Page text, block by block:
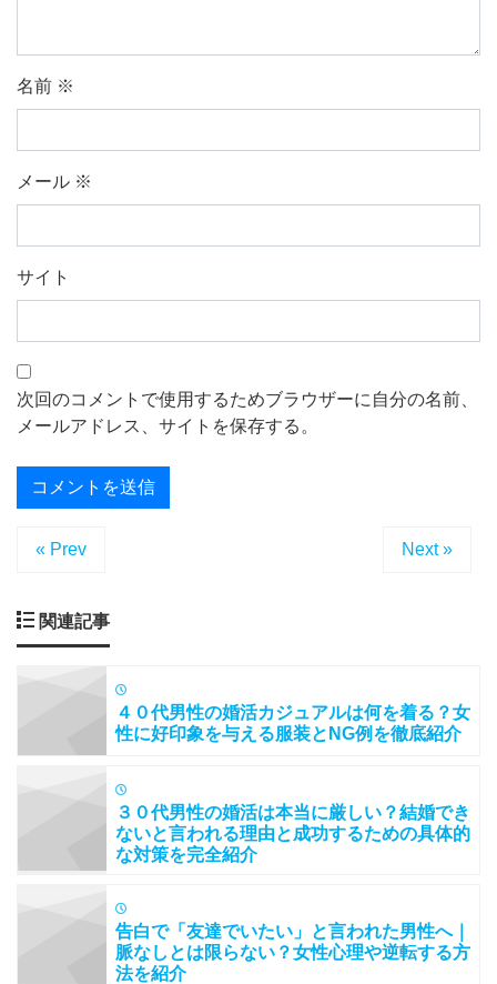
名前 ※
メール ※
サイト
次回のコメントで使用するためブラウザーに自分の名前、
メールアドレス、サイトを保存する。
« Prev Next »
関連記事
４０代男性の婚活カジュアルは何を着る？女
性に好印象を与える服装とNG例を徹底紹介
３０代男性の婚活は本当に厳しい？結婚でき
ないと言われる理由と成功するための具体的
な対策を完全紹介
告白で「友達でいたい」と言われた男性へ｜
脈なしとは限らない？女性心理や逆転する方
法を紹介